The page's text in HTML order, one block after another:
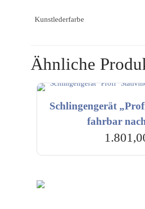
Kunstlederfarbe
Ähnliche
Schlingengerät
fahrbar